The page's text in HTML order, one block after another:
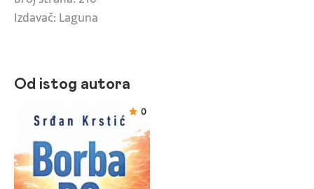
Izdavač: Laguna
Od istog autora
0